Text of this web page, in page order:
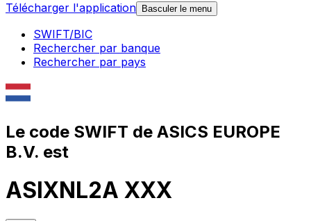
Télécharger l'application
Basculer le menu
SWIFT/BIC
Rechercher par banque
Rechercher par pays
Le code SWIFT de ASICS EUROPE
B.V. est
ASIXNL2A XXX